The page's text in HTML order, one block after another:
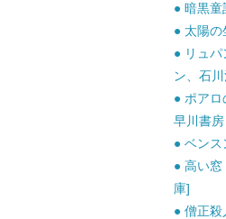
● 暗黒
● 太陽
● リュ
ン、石
● ポア
早川書
● ベン
● 高い
庫]
● 僧正